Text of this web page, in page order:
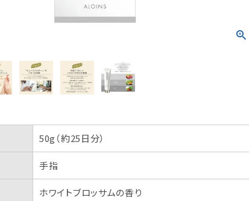
50g（約25日分）
手指
ホワイトブロッサムの香り